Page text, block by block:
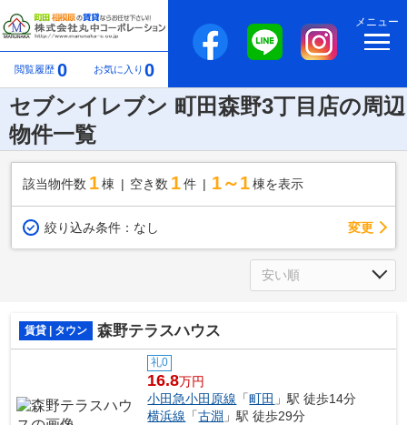
閲覧履歴 0 お気に入り 0
メニュー
セブンイレブン 町田森野3丁目店の周辺
物件一覧
該当物件数 1棟 空き数 1 件 1～1 棟を表示
絞り込み条件： なし 変更
賃貸 | タウン 森野テラスハウス
礼0
16.8万円
小田急小田原線 「町田 」駅 徒歩14分
横浜線 「古淵 」駅 徒歩29分